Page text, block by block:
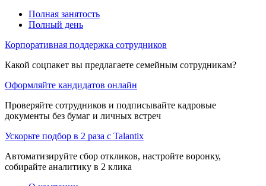
Полная занятость
Полный день
Корпоративная поддержка сотрудников
Какой соцпакет вы предлагаете семейным сотрудникам?
Оформляйте кандидатов онлайн
Проверяйте сотрудников и подписывайте кадровые
документы без бумаг и личных встреч
Ускорьте подбор в 2 раза с Talantix
Автоматизируйте сбор откликов, настройте воронку,
собирайте аналитику в 2 клика